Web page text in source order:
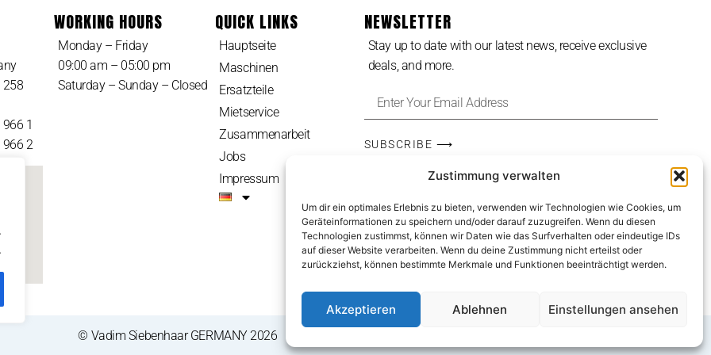
Zustimmung verwalten
Um dir ein optimales Erlebnis zu bieten, verwenden wir Technologien wie Cookies, um
Geräteinformationen zu speichern und/oder darauf zuzugreifen. Wenn du diesen
Technologien zustimmst, können wir Daten wie das Surfverhalten oder eindeutige IDs
auf dieser Website verarbeiten. Wenn du deine Zustimmung nicht erteilst oder
zurückziehst, können bestimmte Merkmale und Funktionen beeinträchtigt werden.
Akzeptieren Ablehnen Einstellungen ansehen
258
1
966 2
WORKING HOURS
Monday – Friday
09:00 am – 05:00 pm
Saturday – Sunday – Closed
QUICK LINKS
Hauptseite
Maschinen
Ersatzteile
Mietservice
Zusammenarbeit
Jobs
Impressum
NEWSLETTER
Stay up to date with our latest news, receive exclusive
deals, and more.
SUBSCRIBE ⟶
© Vadim Siebenhaar GERMANY 2026